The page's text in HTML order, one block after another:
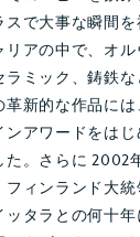
スで大事な瞬間
アの中で、オ
ミック、鋳鉄
新的な作品に
ンアワードをは
。さらに 2002
フィンランド大
タラとの何十